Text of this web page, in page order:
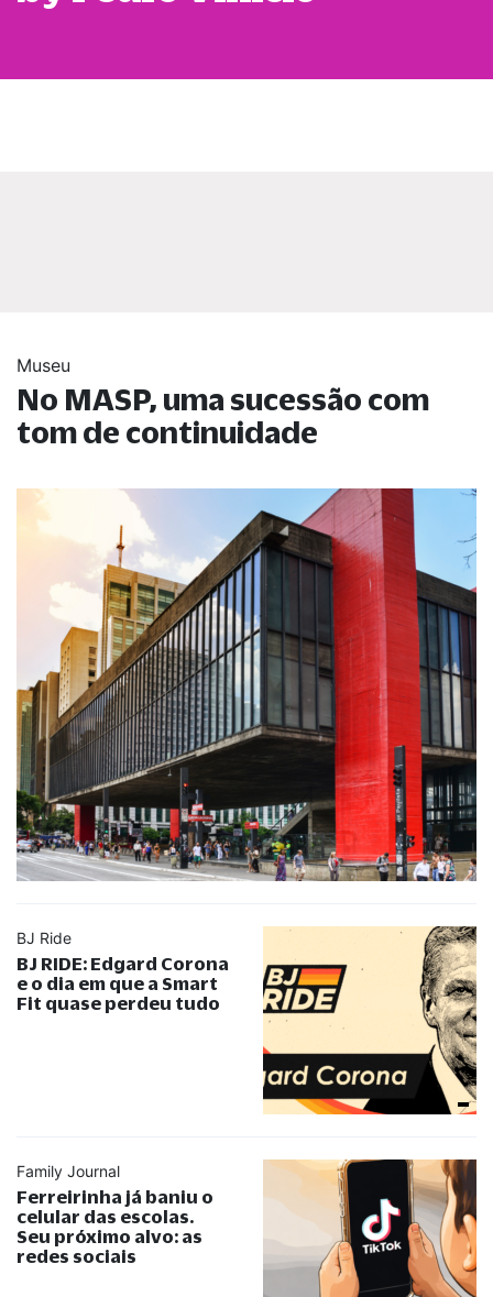
Museu
No MASP, uma sucessão com
tom de continuidade
BJ Ride
BJ RIDE: Edgard Corona
e o dia em que a Smart
Fit quase perdeu tudo
Family Journal
Ferreirinha já baniu o
celular das escolas.
Seu próximo alvo: as
redes sociais